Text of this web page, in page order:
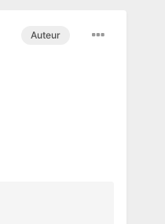
Auteur